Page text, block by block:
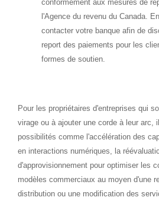
conformément aux mesures de
l'Agence du revenu duCanada.
contacter votre banque afin de
report des paiements pour les
formes de soutien.
Pour les propriétaires d'entreprises qui
virage ou à ajouter une corde à leur arc,
possibilités comme l'accélération des
en interactions numériques, la
d'approvisionnement pour optimiser les
modèles commerciaux au moyen d'une
distribution ou une modification des